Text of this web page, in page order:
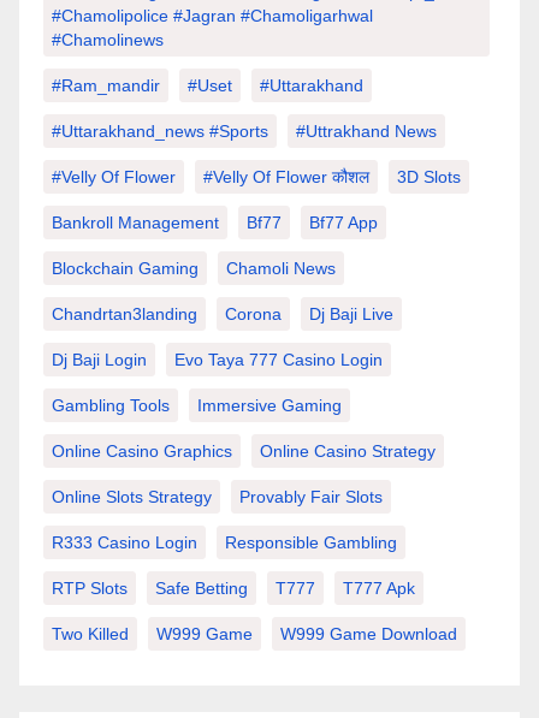
#chamolipolice #Jagran #chamoligarhwal
#chamolinews
#Ram_mandir #uset #uttarakhand
#Uttarakhand_news #sports #Uttrakhand News
#velly Of Flower #velly Of Flower कौशल 3D Slots
Bankroll Management Bf77 Bf77 App
Blockchain Gaming Chamoli News
Chandrtan3landing Corona Dj Baji Live
Dj Baji Login Evo Taya 777 Casino Login
Gambling Tools Immersive Gaming
Online Casino Graphics Online Casino Strategy
Online Slots Strategy Provably Fair Slots
R333 Casino Login Responsible Gambling
RTP Slots Safe Betting T777 T777 Apk
Two Killed W999 Game W999 Game Download